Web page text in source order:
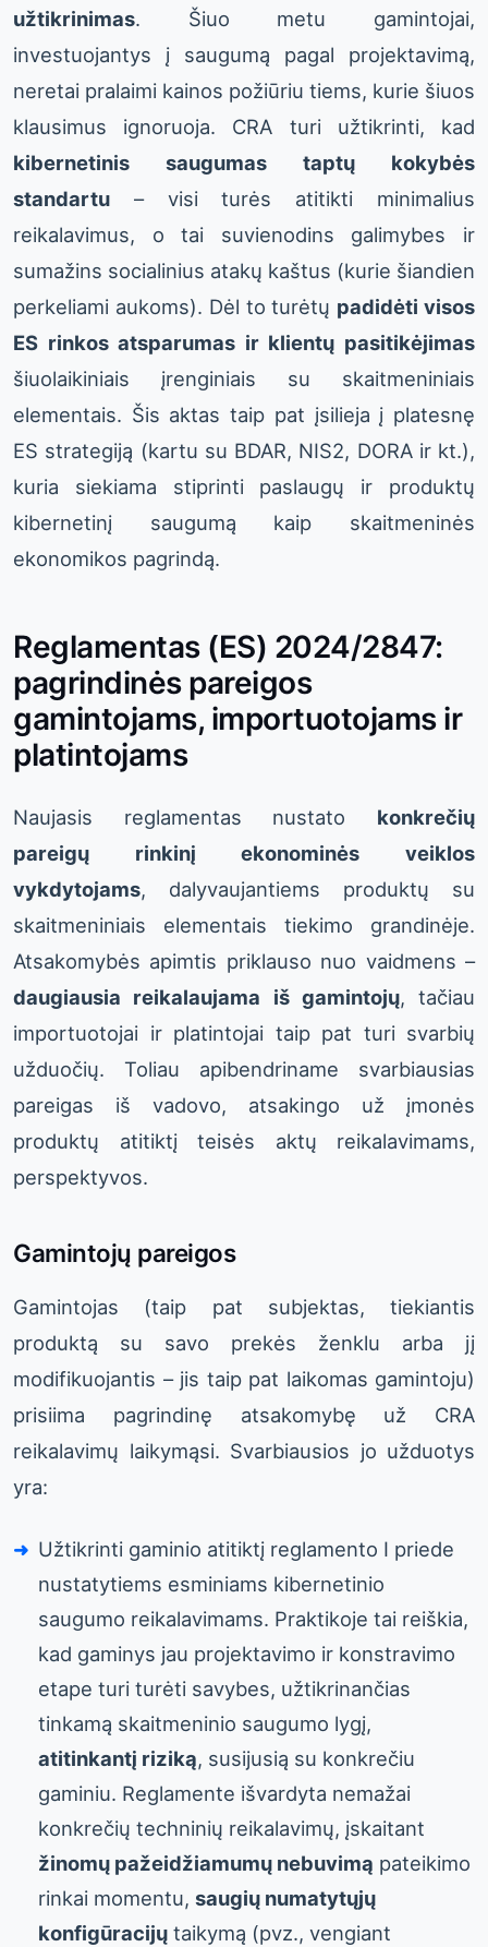
užtikrinimas. Šiuo metu gamintojai,
investuojantys į saugumą pagal projektavimą,
neretai pralaimi kainos požiūriu tiems, kurie šiuos
klausimus ignoruoja. CRA turi užtikrinti, kad
kibernetinis saugumas taptų kokybės
standartu – visi turės atitikti minimalius
reikalavimus, o tai suvienodins galimybes ir
sumažins socialinius atakų kaštus (kurie šiandien
perkeliami aukoms). Dėl to turėtų padidėti visos
ES rinkos atsparumas ir klientų pasitikėjimas
šiuolaikiniais įrenginiais su skaitmeniniais
elementais. Šis aktas taip pat įsilieja į platesnę
ES strategiją (kartu su BDAR, NIS2, DORA ir kt.),
kuria siekiama stiprinti paslaugų ir produktų
kibernetinį saugumą kaip skaitmeninės
ekonomikos pagrindą.
Reglamentas (ES) 2024/2847:
pagrindinės pareigos
gamintojams, importuotojams ir
platintojams
Naujasis reglamentas nustato konkrečių
pareigų rinkinį ekonominės veiklos
vykdytojams, dalyvaujantiems produktų su
skaitmeniniais elementais tiekimo grandinėje.
Atsakomybės apimtis priklauso nuo vaidmens –
daugiausia reikalaujama iš gamintojų, tačiau
importuotojai ir platintojai taip pat turi svarbių
užduočių. Toliau apibendriname svarbiausias
pareigas iš vadovo, atsakingo už įmonės
produktų atitiktį teisės aktų reikalavimams,
perspektyvos.
Gamintojų pareigos
Gamintojas (taip pat subjektas, tiekiantis
produktą su savo prekės ženklu arba jį
modifikuojantis – jis taip pat laikomas gamintoju)
prisiima pagrindinę atsakomybę už CRA
reikalavimų laikymąsi. Svarbiausios jo užduotys
yra:
Užtikrinti gaminio atitiktį reglamento I priede
nustatytiems esminiams kibernetinio
saugumo reikalavimams. Praktikoje tai reiškia,
kad gaminys jau projektavimo ir konstravimo
etape turi turėti savybes, užtikrinančias
tinkamą skaitmeninio saugumo lygį,
atitinkantį riziką, susijusią su konkrečiu
gaminiu. Reglamente išvardyta nemažai
konkrečių techninių reikalavimų, įskaitant
žinomų pažeidžiamumų nebuvimą pateikimo
rinkai momentu,saugių numatytųjų
konfigūracijų taikymą (pvz., vengiant